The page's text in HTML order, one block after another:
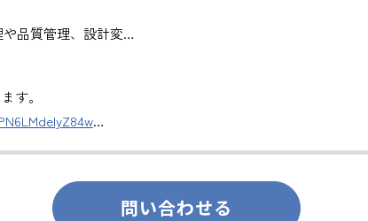
品質管理、設計変
す。
問い合わせる